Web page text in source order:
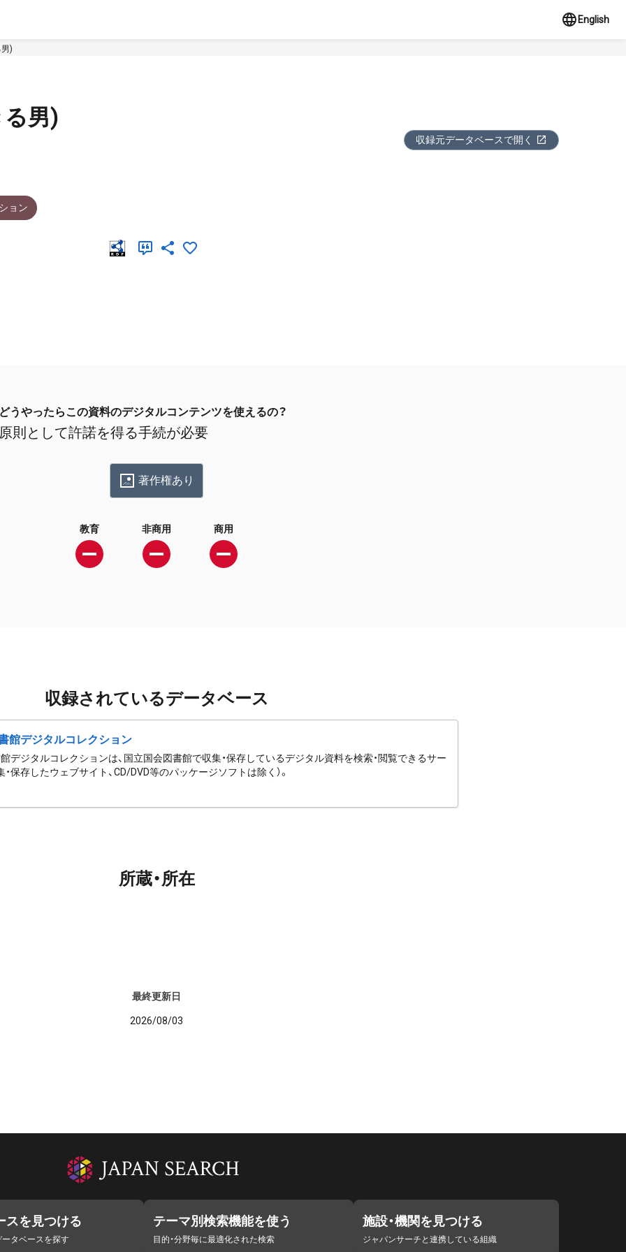
English
)
男)
収録元データベースで開く
ョン
どうやったらこの資料のデジタルコンテンツを使えるの？
原則として許諾を得る手続が必要
著作権あり
教育 非商用 商用
収録されているデータベース
館デジタルコレクション
デジタルコレクションは、国立国会図書館で収集・保存しているデジタル資料を検索・閲覧できるサー
・保存したウェブサイト、CD/DVD等のパッケージソフトは除く）。
所蔵・所在
最終更新日
2026/08/03
スを見つける
タベースを探す
テーマ別検索機能を使う
目的・分野毎に最適化された検索
施設・機関を見つける
ジャパンサーチと連携している組織